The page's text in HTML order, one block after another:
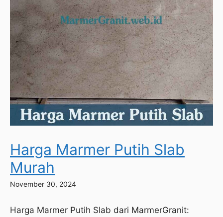
Harga Marmer Putih Slab
Murah
November 30, 2024
Harga Marmer Putih Slab dari MarmerGranit: